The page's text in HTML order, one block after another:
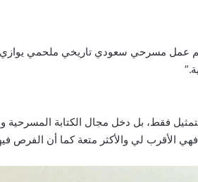
مسرحي سعودي تاريخي ملحمي يوازي
فقط، بل دخل مجال الكتابة المسرحية
الأقرب لي والأكثر متعة كما أن الفرص